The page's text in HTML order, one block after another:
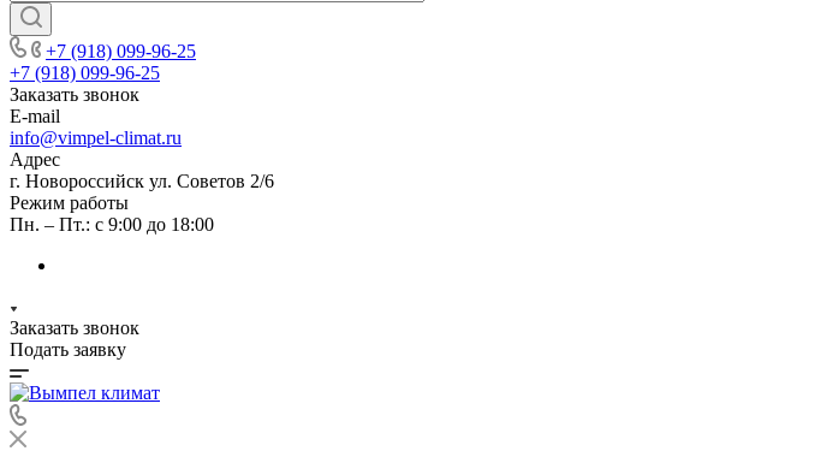
+7 (918) 099-96-25
+7 (918) 099-96-25
Заказать звонок
E-mail
info@vimpel-climat.ru
Адрес
г. Новороссийск ул. Советов 2/6
Режим работы
Пн. – Пт.: с 9:00 до 18:00
Заказать звонок
Подать заявку